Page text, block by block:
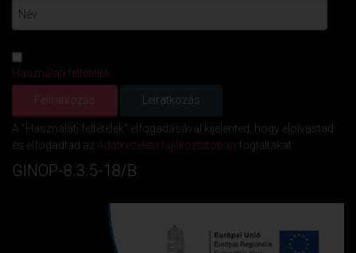
Használati feltételek
A "Használati feltételek" elfogadásával kijelented, hogy elolvastad
és elfogadtad azAdatkezelési tájékoztatóban foglaltakat.
GINOP-8.3.5-18/B